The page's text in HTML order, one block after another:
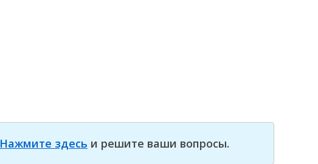
Нажмите здесь и решите ваши вопросы.